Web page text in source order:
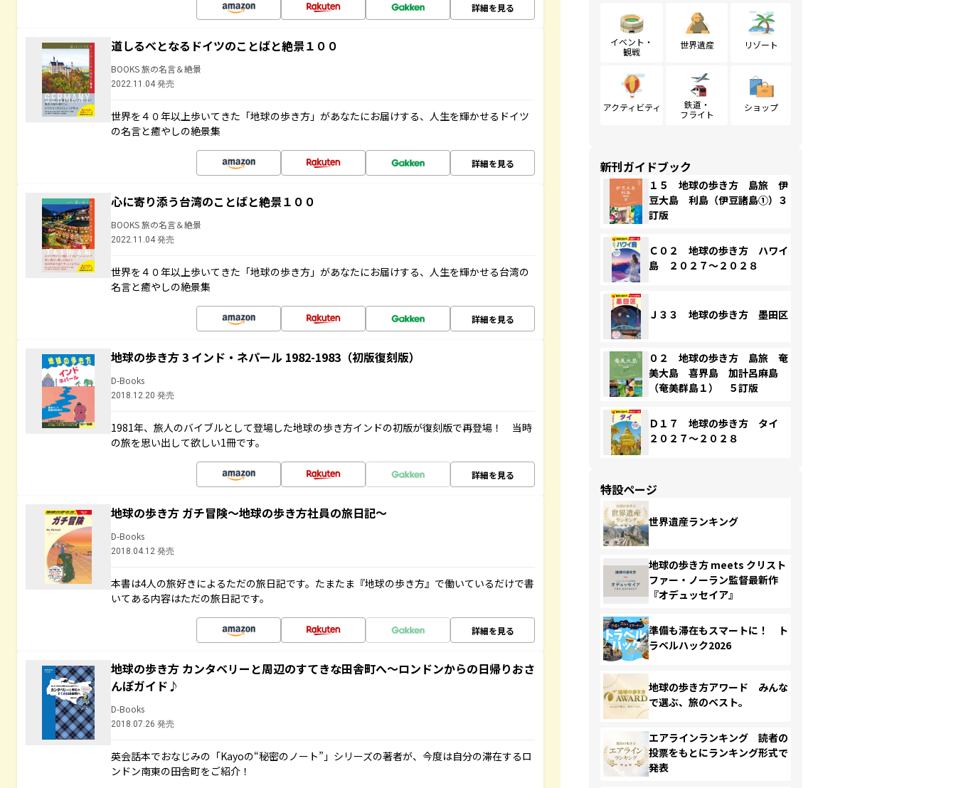
詳細を見る
道しるべとなるドイツのことばと絶景１００
BOOKS 旅の名言＆絶景
2022.11.04 発売
世界を４０年以上歩いてきた「地球の歩き方」があなたにお届けする、人生を輝かせるドイツ
の名言と癒やしの絶景集
詳細を見る
心に寄り添う台湾のことばと絶景１００
BOOKS 旅の名言＆絶景
2022.11.04 発売
世界を４０年以上歩いてきた「地球の歩き方」があなたにお届けする、人生を輝かせる台湾の
名言と癒やしの絶景集
詳細を見る
地球の歩き方 3 インド・ネパール 1982-1983（初版復刻版）
D-Books
2018.12.20 発売
1981年、旅人のバイブルとして登場した地球の歩き方インドの初版が復刻版で再登場！ 当時
の旅を思い出して欲しい1冊です。
詳細を見る
地球の歩き方 ガチ冒険～地球の歩き方社員の旅日記～
D-Books
2018.04.12 発売
本書は4人の旅好きによるただの旅日記です。たまたま『地球の歩き方』で働いているだけで書
いてある内容はただの旅日記です。
詳細を見る
地球の歩き方 カンタベリーと周辺のすてきな田舎町へ～ロンドンからの日帰りおさ
んぽガイド♪
D-Books
2018.07.26 発売
英会話本でおなじみの「Kayoの“秘密のノート”」シリーズの著者が、今度は自分の滞在するロ
ンドン南東の田舎町をご紹介！
イベント・
観戦
世界遺産 リゾート
アクティビティ
鉄道・
フライト
ショップ
新刊ガイドブック
１５ 地球の歩き方 島旅 伊
豆大島 利島（伊豆諸島①）３
訂版
Ｃ０２ 地球の歩き方 ハワイ
島 ２０２７～２０２８
Ｊ３３ 地球の歩き方 墨田区
０２ 地球の歩き方 島旅 奄
美大島 喜界島 加計呂麻島
（奄美群島１） ５訂版
Ｄ１７ 地球の歩き方 タイ
２０２７～２０２８
特設ページ
世界遺産ランキング
地球の歩き方 meets クリスト
ファー・ノーラン監督最新作
『オデュッセイア』
準備も滞在もスマートに！ ト
ラベルハック2026
地球の歩き方アワード みんな
で選ぶ、旅のベスト。
エアラインランキング 読者の
投票をもとにランキング形式で
発表